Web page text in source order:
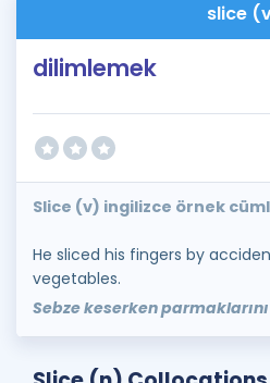
Blog
İngilizce Gramer
slice
dilimlemek
Slice (v) ingilizce örnek
He sliced his fingers by
vegetables.
Sebze keserken